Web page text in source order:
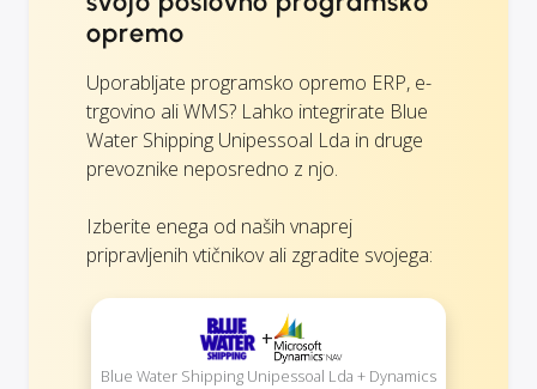
opremo
Uporabljate programsko opremo ERP, e-
trgovino ali WMS? Lahko integrirate Blue
Water Shipping Unipessoal Lda in druge
prevoznike neposredno z njo.
Izberite enega od naših vnaprej
pripravljenih vtičnikov ali zgradite svojega:
+
Blue Water Shipping Unipessoal Lda + Dynamics